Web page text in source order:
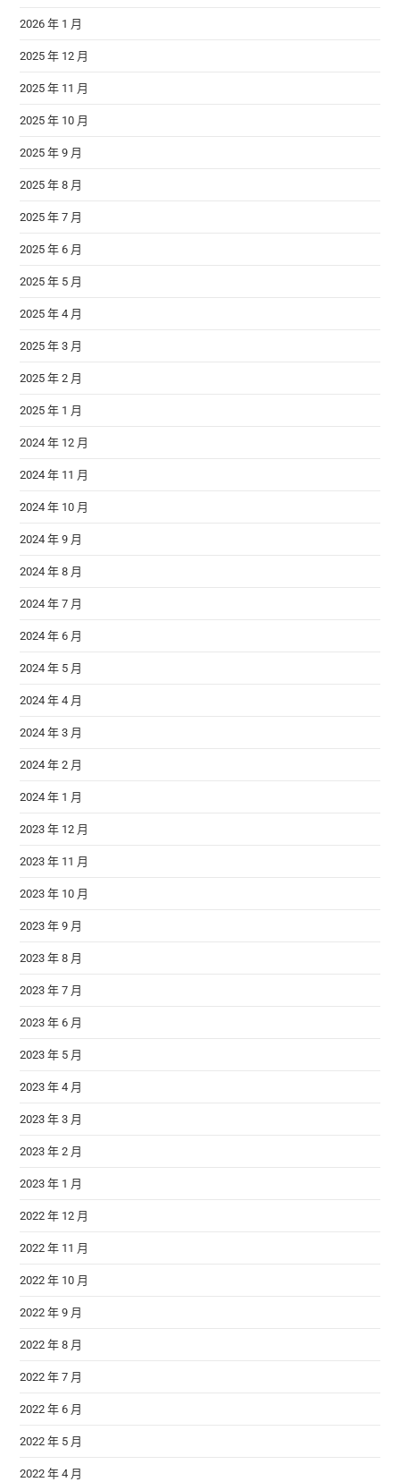
2026 年 1 月
2025 年 12 月
2025 年 11 月
2025 年 10 月
2025 年 9 月
2025 年 8 月
2025 年 7 月
2025 年 6 月
2025 年 5 月
2025 年 4 月
2025 年 3 月
2025 年 2 月
2025 年 1 月
2024 年 12 月
2024 年 11 月
2024 年 10 月
2024 年 9 月
2024 年 8 月
2024 年 7 月
2024 年 6 月
2024 年 5 月
2024 年 4 月
2024 年 3 月
2024 年 2 月
2024 年 1 月
2023 年 12 月
2023 年 11 月
2023 年 10 月
2023 年 9 月
2023 年 8 月
2023 年 7 月
2023 年 6 月
2023 年 5 月
2023 年 4 月
2023 年 3 月
2023 年 2 月
2023 年 1 月
2022 年 12 月
2022 年 11 月
2022 年 10 月
2022 年 9 月
2022 年 8 月
2022 年 7 月
2022 年 6 月
2022 年 5 月
2022 年 4 月